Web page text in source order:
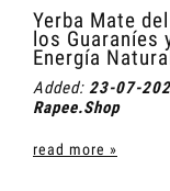
Yerba Mate
los Guaraníes
Energía
Added: 23-07-
Rapee.Shop
read more »